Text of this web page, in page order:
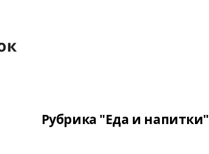
Рубрика "Еда и напитки"